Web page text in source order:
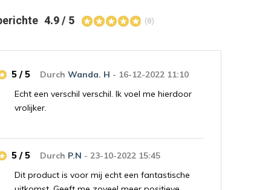
4.9 / 5 (8)
DurchWanda. H - 16-12-2022 11:10
5 / 5
Echt een verschil verschil. Ik voel me hierdoor
vrolijker.
Durch P.N - 23-10-2022 15:45
5 / 5
Dit product is voor mij echt een fantastische